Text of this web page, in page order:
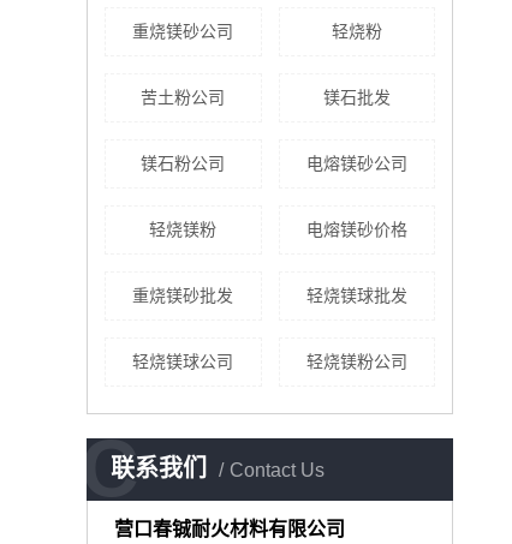
重烧镁砂公司 轻烧粉
苦土粉公司 镁石批发
镁石粉公司 电熔镁砂公司
轻烧镁粉 电熔镁砂价格
重烧镁砂批发 轻烧镁球批发
轻烧镁球公司 轻烧镁粉公司
联系我们 Contact Us
C
营口春铖耐火材料有限公司